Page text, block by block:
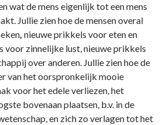
wat de mens eigenlijk tot een mens
Jullie zien hoe de mensen overal
, nieuwe prikkels voor eten en
voor zinnelijke lust, nieuwe prikkels
over anderen. Jullie zien hoe de
van het oorspronkelijk mooie
voor het edele verliezen, het
bovenaan plaatsen, b.v. in de
en zich zo verlagen tot het